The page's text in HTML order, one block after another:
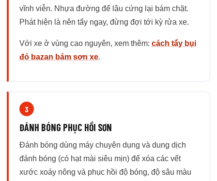
vĩnh viễn. Nhựa đường để lâu cứng lại bám chặt.
Phát hiện là nên tẩy ngay, đừng đợi tới kỳ rửa xe.
Với xe ở vùng cao nguyên, xem thêm: cách tẩy bụi
đỏ bazan bám sơn xe.
3
ĐÁNH BÓNG PHỤC HỒI SƠN
Đánh bóng dùng máy chuyên dụng và dung dịch
đánh bóng (có hạt mài siêu mịn) để xóa các vết
xước xoáy nông và phục hồi độ bóng, độ sâu màu